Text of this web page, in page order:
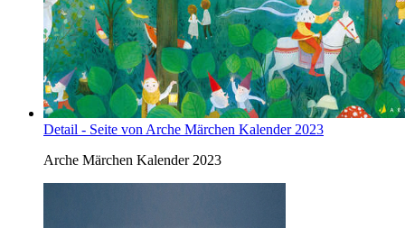
Detail - Seite von Arche Märchen Kalender 2023
Arche Märchen Kalender 2023